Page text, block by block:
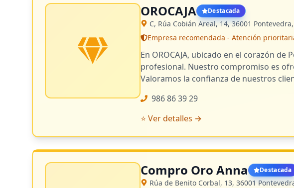
OROCAJA Destacada
C, Rúa Cobián Areal, 14, 36001
Empresa recomendada - Atención
En OROCAJA, ubicado en el corazón
profesional. Nuestro compromiso es
Valoramos la confianza de nuestros
986 86 39 29
⭐ Ver detalles →
Compro Oro Anna Destacada
Rúa de Benito Corbal, 13, 36001